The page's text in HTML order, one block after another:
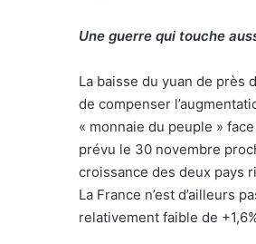
Une guerre qui touche
La baisse du yuan de près
de compenser
« monnaie du peuple »
prévu le 30 novembre
croissance des deux pays
La France n’est d’ailleurs
relativement faible de